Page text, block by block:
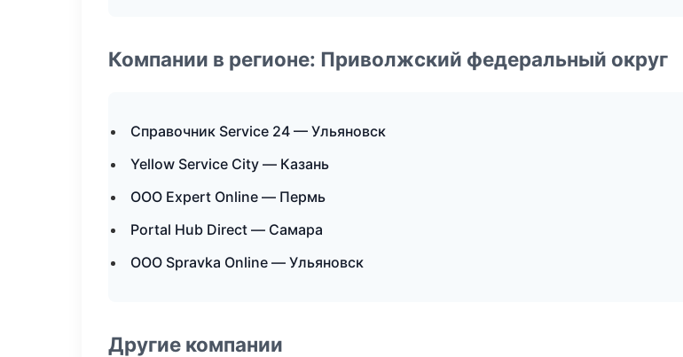
Компании в регионе: Приволжский федеральный округ
Справочник Service 24 — Ульяновск
Yellow Service City — Казань
ООО Expert Online — Пермь
Portal Hub Direct — Самара
ООО Spravka Online — Ульяновск
Другие компании